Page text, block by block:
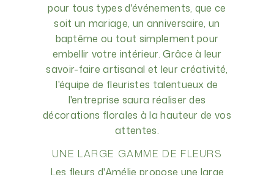
pour tous types d'événements, que ce
soit un mariage, un anniversaire, un
baptême ou tout simplement pour
embellir votre intérieur. Grâce à leur
savoir-faire artisanal et leur créativité,
l'équipe de fleuristes talentueux de
l'entreprise saura réaliser des
décorations florales à la hauteur de vos
attentes.
UNE LARGE GAMME DE FLEURS
Les fleurs d'Amélie propose une large